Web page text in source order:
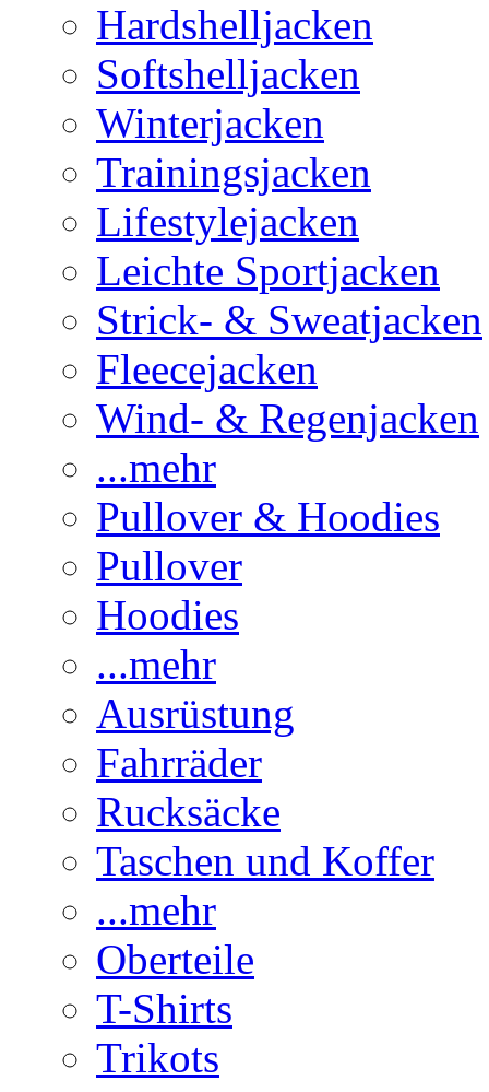
Hardshelljacken
Softshelljacken
Winterjacken
Trainingsjacken
Lifestylejacken
Leichte Sportjacken
Strick- & Sweatjacken
Fleecejacken
Wind- & Regenjacken
...mehr
Pullover & Hoodies
Pullover
Hoodies
...mehr
Ausrüstung
Fahrräder
Rucksäcke
Taschen und Koffer
...mehr
Oberteile
T-Shirts
Trikots